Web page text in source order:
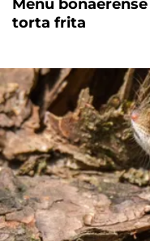
Menú
torta frita